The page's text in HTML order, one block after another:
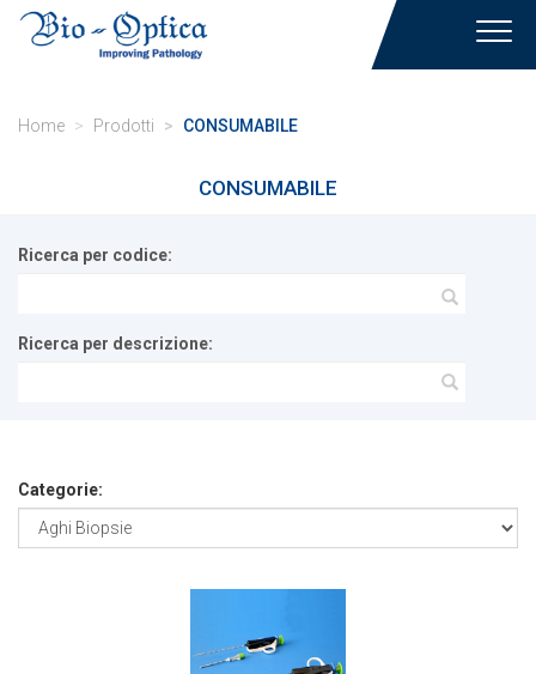
Home Prodotti CONSUMABILE
CONSUMABILE
Ricerca per codice:
Ricerca per descrizione:
Categorie: